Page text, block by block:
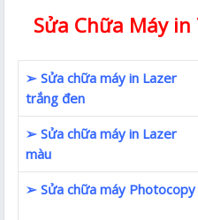
Sửa Chữa Máy in
➢ Sửa chữa máy in Lazer
trắng đen
➢ Sửa chữa máy in Lazer
màu
➢ Sửa chữa máy Photocopy